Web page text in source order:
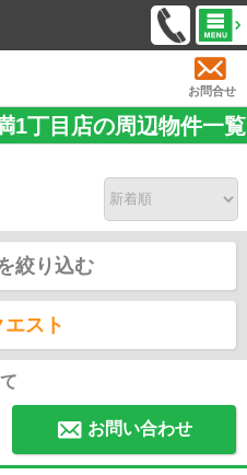
お問合せ
1丁目店の周辺物件一覧
絞り込む
スト
お問い合わせ